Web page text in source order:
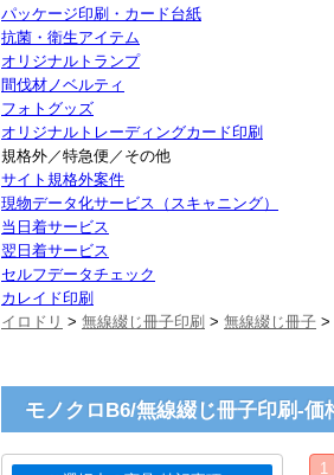
パッケージ印刷・カード台紙
抗菌・衛生アイテム
オリジナルトランプ
間伐材ノベルティ
フォトグッズ
オリジナルトレーディングカード印刷
規格外／特急便／その他
サイト規格外案件
現物データ化サービス（スキャニング）
当日着サービス
翌日着サービス
セルフデータチェック
カレイド印刷
イロドリ > 無線綴じ冊子印刷 > 無線綴じ冊子 >
モノクロB6/無線綴じ冊子印刷-価
1